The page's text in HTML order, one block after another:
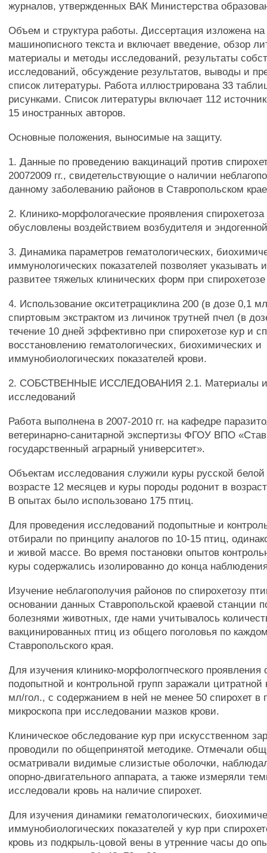
журналов, утвержденных ВАК Министерства
Объем и структура работы. Диссертация изложена на
машинописного текста и включает введение, обзор
материалы и методы исследований, результаты
исследований, обсуждение результатов, выводы и
список литературы. Работа иллюстрирована 33
рисунками. Список литературы включает 112
15 иностранных авторов.
Основные положения, выносимые на защиту.
1. Данные по проведению вакцинаций против
20072009 гг., свидетельствующие о наличии
данному заболеванию районов в Ставропольском
2. Клинико-морфологаческие проявления спирохетоза
обусловлены воздействием возбудителя и
3. Динамика параметров гематологических,
иммунологических показателей позволяет указывать
развитее тяжелых клинических форм при
4. Использование окситетрациклина 200 (в дозе 0,1
спиртовым экстрактом из личинок трутней пчел (в
течение 10 дней эффективно при спирохетозе кур и
восстановлению гематологических, биохимических и
иммунобиологических показателей крови.
2. СОБСТВЕННЫЕ ИССЛЕДОВАНИЯ 2.1. Материалы
исследований
Работа выполнена в 2007-2010 гг. на кафедре
ветеринарно-санитарной экспертизы ФГОУ ВПО
государственный аграрный университет».
Объектам исследования служили куры русской
возрасте 12 месяцев и куры породы родонит в
В опытах было использовано 175 птиц.
Для проведения исследований подопытные и
отбирали по принципу аналогов по 10-15 птиц,
и живой массе. Во время постановки опытов
куры содержались изолированно до конца
Изучение неблагополучия районов по спирохетозу
основании данных Ставропольской краевой станции
болезнями животных, где нами учитывалось
вакцинированных птиц из общего поголовья по
Ставропольского края.
Для изучения клинико-морфологпческого проявления
подопытной и контрольной групп заражали
мл/гол., с содержанием в ней не менее 50 спирохет в
микроскопа при исследовании мазков крови.
Клиническое обследование кур при искусственном
проводили по общепринятой методике. Отмечали
осматривали видимые слизистые оболочки,
опорно-двигательного аппарата, а также измеряли
исследовали кровь на наличие спирохет.
Для изучения динамики гематологических,
иммунобиологических показателей у кур при
кровь из подкрыль-цовой вены в утренние часы до